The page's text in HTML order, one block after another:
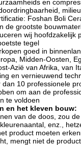
en
Foshan Boli
de grootste
wij hoofdzakelijk
tegel
goed in
Midden-Oosten,
Azië van Afrika, van
en vernieuwend
10 professionele
om aan de
te voldoen
en het kleven bouw:
van de doos, zou
enz.,
product moeten
mengt niet de